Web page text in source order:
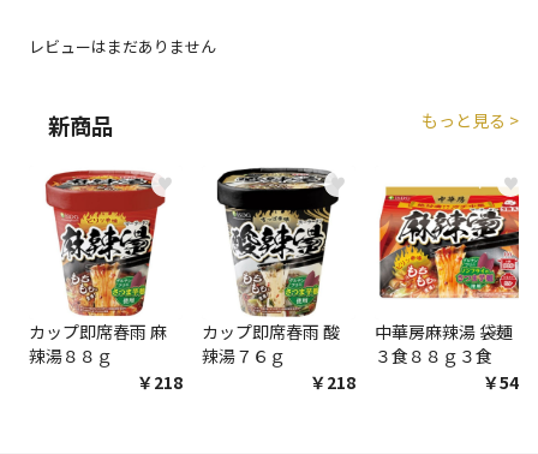
レビューはまだありません
新商品 もっと見る >
♥
カップ即席春雨 麻
辣湯８８ｇ
￥218
♥
カップ即席春雨 酸
辣湯７６ｇ
￥218
♥
中華房麻辣湯 袋麺
３食８８ｇ３食
￥548